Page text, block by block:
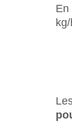
En